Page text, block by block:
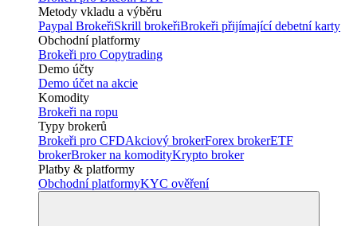
Metody vkladu a výběru
Paypal BrokeřiSkrill brokeřiBrokeři přijímající debetní karty
Obchodní platformy
Brokeři pro Copytrading
Demo účty
Demo účet na akcie
Komodity
Brokeři na ropu
Typy brokerů
Brokeři pro CFDAkciový brokerForex brokerETF
brokerBroker na komodityKrypto broker
Platby & platformy
Obchodní platformyKYC ověření